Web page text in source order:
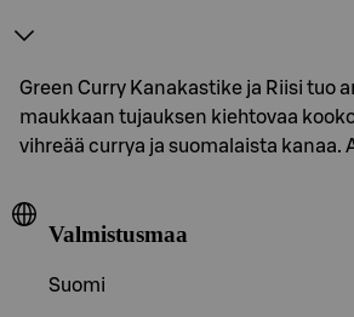
Green Curry Kanakastike ja Riisi tuo
maukkaan tujauksen kiehtovaa
vihreää currya ja suomalaista kanaa.
Valmistusmaa
Suomi